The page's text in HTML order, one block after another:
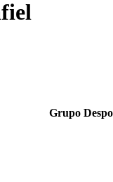
Grupo